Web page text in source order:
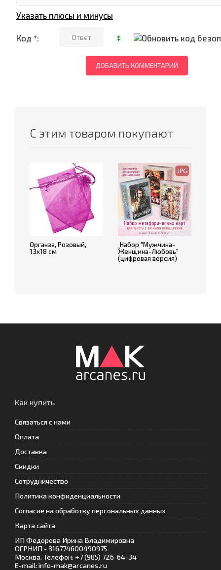
Указать плюсы и минусы
Код *:
С этим товаром покупают
Органза, Розовый,
13х18 см
ꞈНабор "Мужчина-
Женщина-Любовь"
(цифровая версия)
Как купить
Связаться с нами
Оплата
Доставка
Скидки
Сотрудничество
Политика конфиденциальности
Согласие на обработку персональных данных
Карта сайта
ИП Федорова Ирина Владимировна
ОГРНИП - 316774600490975
Москва. Телефон: +7 (985) 726-64-34
E-mail: info-mak@arcanes.ru